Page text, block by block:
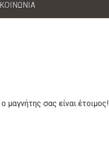
σας είναι έτοιμος!